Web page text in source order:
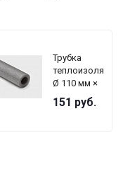
Трубка
Ø 110 мм ×
2000 мм (2
метра),
151 руб.